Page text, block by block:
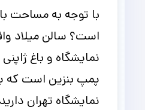
با توجه به مساحت
نمایشگاه و باغ ژاپنی
پمپ بنزین است که
نمایشگاه تهران